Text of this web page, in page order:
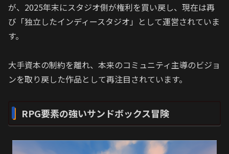
が、2025年末にスタジオ側が権利を買い戻し、現在は再
び「独立したインディースタジオ」として運営されていま
す。
大手資本の制約を離れ、本来のコミュニティ主導のビジョ
ンを取り戻した作品として再注目されています。
RPG要素の強いサンドボックス冒険